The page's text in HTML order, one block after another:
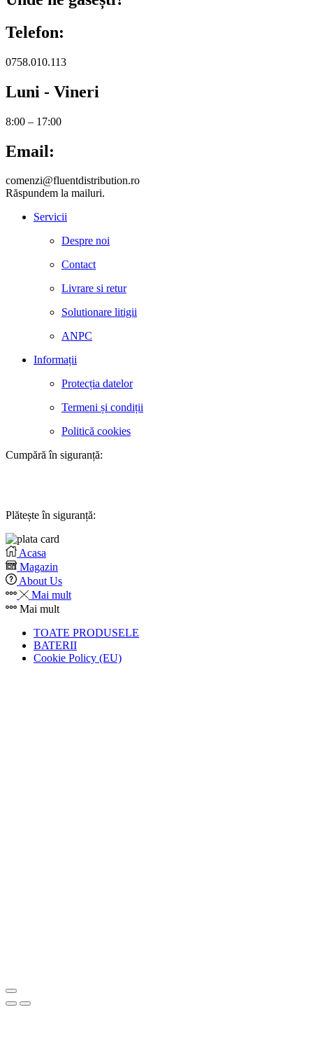
Telefon:
0758.010.113
Luni - Vineri
8:00 – 17:00
Email:
comenzi@fluentdistribution.ro
Răspundem la mailuri.
Servicii
Despre noi
Contact
Livrare si retur
Solutionare litigii
ANPC
Informații
Protecția datelor
Termeni și condiții
Politică cookies
Cumpără în siguranță:
Plătește în siguranță:
Acasa
Magazin
About Us
Mai mult
Mai mult
TOATE PRODUSELE
BATERII
Cookie Policy (EU)